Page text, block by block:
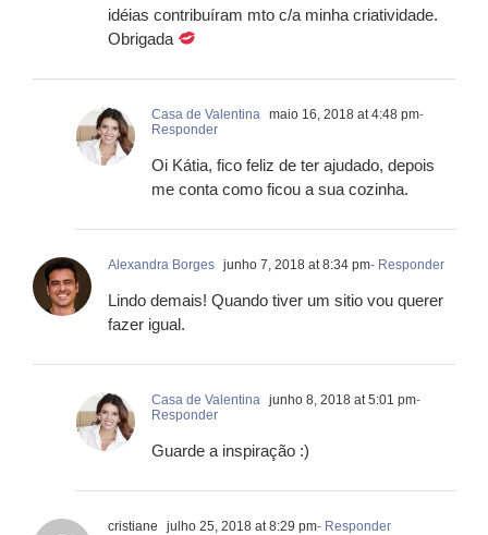
idéias contribuíram mto c/a minha criatividade.
Obrigada
Casa de Valentina maio 16, 2018 at 4:48 pm-
Responder
Oi Kátia, fico feliz de ter ajudado, depois
me conta como ficou a sua cozinha.
Alexandra Borges junho 7, 2018 at 8:34 pm- Responder
Lindo demais! Quando tiver um sitio vou querer
fazer igual.
Casa de Valentina junho 8, 2018 at 5:01 pm-
Responder
Guarde a inspiração :)
cristiane julho 25, 2018 at 8:29 pm- Responder